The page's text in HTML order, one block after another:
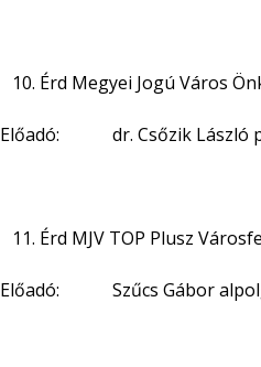
Érd Megyei Jogú Város
Előadó: dr. Csőzik László
Érd MJV TOP Plusz
Előadó: Szűcs Gábor